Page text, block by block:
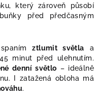
který zároveň působí
před předčasným
spanímztlumit světla a
minut před ulehnutím.
denní světlo – ideálně
I zatažená obloha má
.